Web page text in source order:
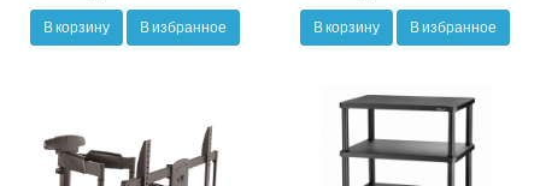
В корзину В избранное В корзину В избранное